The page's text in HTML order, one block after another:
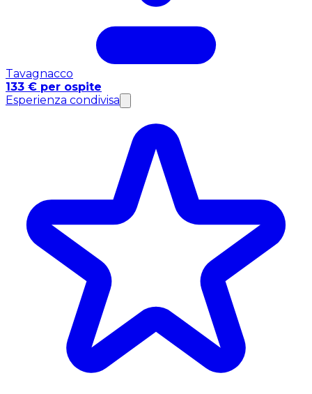
Tavagnacco
133 € per ospite
Esperienza condivisa